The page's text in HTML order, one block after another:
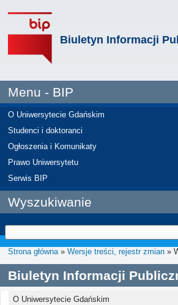
Biuletyn Informacji
Menu - BIP
O Uniwersytecie Gdańskim
Studenci i doktoranci
Ogłoszenia i Komunikaty
Prawo Uniwersytetu
Serwis BIP
Wyszukiwanie
Strona główna» Wersje treści, rejestr zmian »
Biuletyn Informacji
O Uniwersytecie Gdańskim